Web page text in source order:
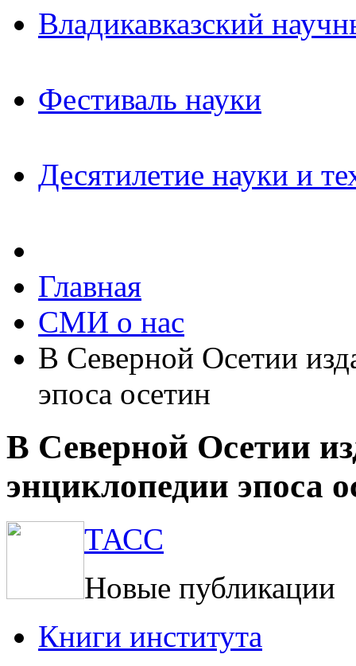
Владикавказский
Фестиваль науки
Десятилетие науки и
Главная
СМИ о нас
В Северной Осетии
эпоса осетин
В Северной Осетии
энциклопедии эпоса
ТАСС
Новые публикации
Книги института